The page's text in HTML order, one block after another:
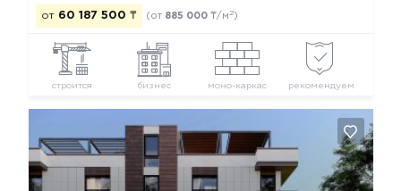
от 60 187 500 ₸ (от 885 000 ₸/м 2)
строится бизнес моно-каркас рекомендуем